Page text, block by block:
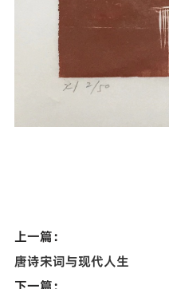
上一篇：
唐诗宋词与现代人生